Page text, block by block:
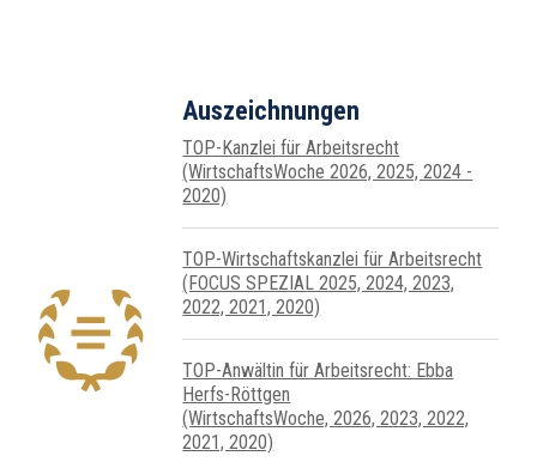
Auszeichnungen
TOP-Kanzlei für Arbeitsrecht
(WirtschaftsWoche 2026, 2025, 2024 -
2020)
TOP-Wirtschafts­kanzlei für Arbeits­recht
(FOCUS SPEZIAL 2025, 2024, 2023,
2022, 2021, 2020)
TOP-Anwältin für Arbeitsrecht: Ebba
Herfs-Röttgen
(WirtschaftsWoche, 2026, 2023, 2022,
2021, 2020)